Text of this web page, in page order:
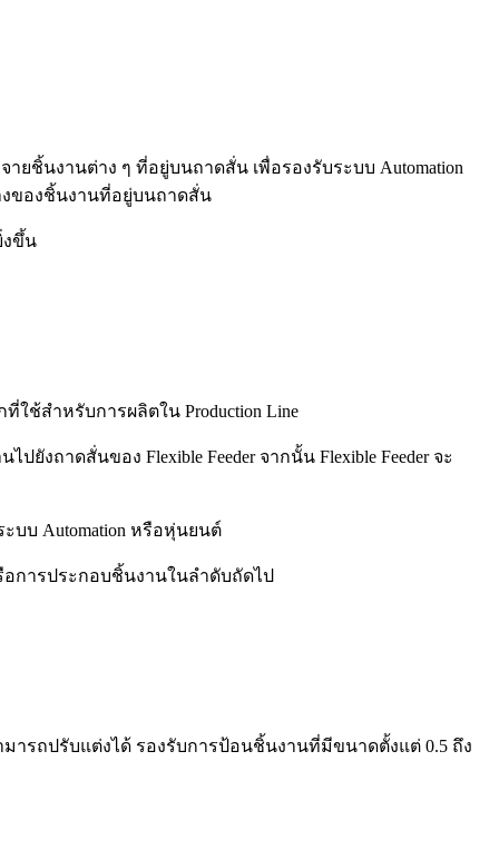
ชิ้นงานต่าง ๆ ที่อยู่บนถาดสั่น เพื่อรองรับระบบ Automation
งของชิ้นงานที่อยู่บนถาดสั่น
งขึ้น
ใช้สำหรับการผลิตใน Production Line
งถาดสั่นของ Flexible Feeder จากนั้น Flexible Feeder จะ
บ Automation หรือหุ่นยนต์
การประกอบชิ้นงานในลำดับถัดไป
ารถปรับแต่งได้ รองรับการป้อนชิ้นงานที่มีขนาดตั้งแต่ 0.5 ถึง